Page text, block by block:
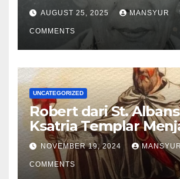
AUGUST 25, 2025 MANSYUR
COMMENTS
UNCATEGORIZED
Robert dari St.
Ksatria Templar
Komandan Pasukan
Shalahuddin
Kembali Yerusalem
NOVEMBER 19, 2024
COMMENTS